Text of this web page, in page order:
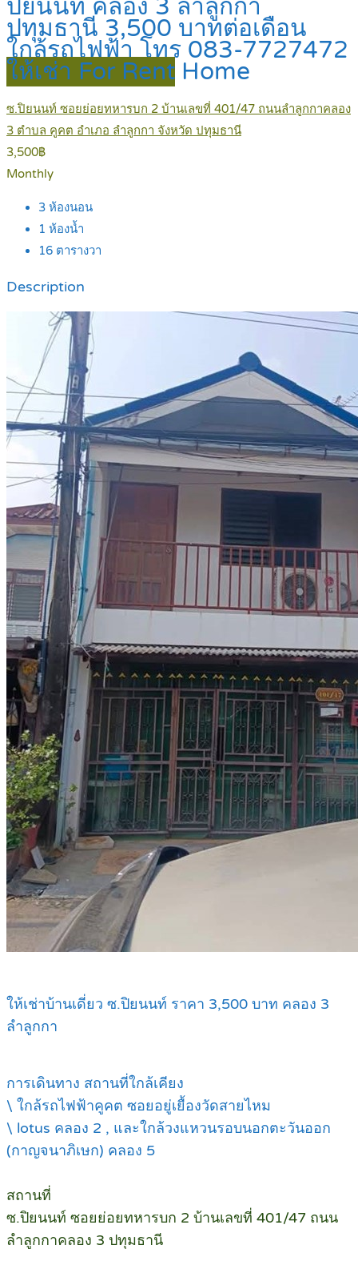
ปิยนนท์ คลอง 3 ลำลูกกา
ปทุมธานี 3,500 บาทต่อเดือน
ใกล้รถไฟฟ้า โทร 083-7727472
ให้เช่า For Rent Home
ซ.ปิยนนท์ ซอยย่อยทหารบก 2 บ้านเลขที่ 401/47 ถนนลำลูกกาคลอง
3 ตำบล คูคต อำเภอ ลำลูกกา จังหวัด ปทุมธานี
3,500฿
Monthly
3 ห้องนอน
1 ห้องน้ำ
16 ตารางวา
Description
ให้เช่าบ้านเดี่ยว ซ.ปิยนนท์ ราคา 3,500 บาท คลอง 3
ลำลูกกา
การเดินทาง สถานที่ใกล้เคียง
\ ใกล้รถไฟฟ้าคูคต ซอยอยู่เยื้องวัดสายไหม
\ lotus คลอง 2 , และใกล้วงแหวนรอบนอกตะวันออก
(กาญจนาภิเษก) คลอง 5
สถานที่
ซ.ปิยนนท์ ซอยย่อยทหารบก 2 บ้านเลขที่ 401/47 ถนน
ลำลูกกาคลอง 3 ปทุมธานี